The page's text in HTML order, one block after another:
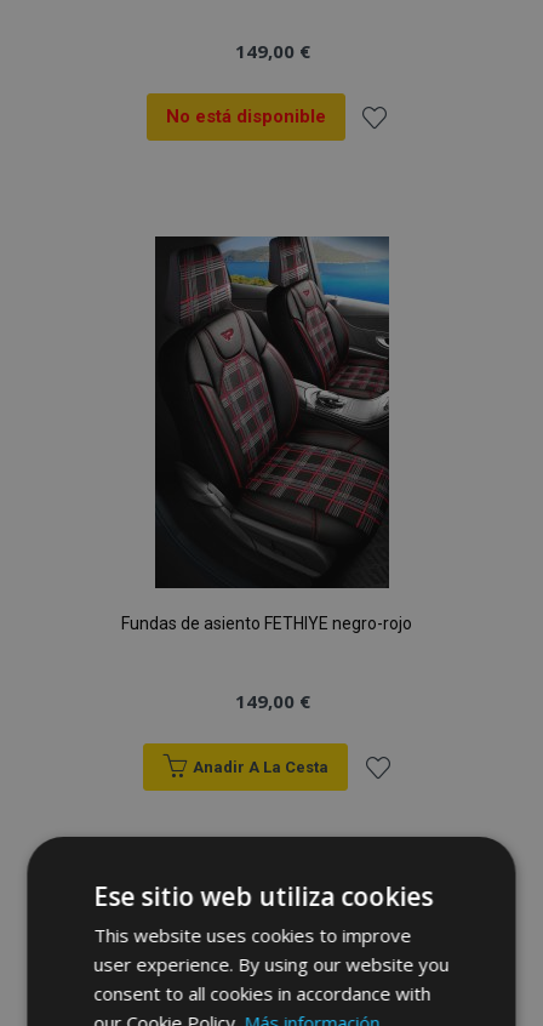
149,00 €
No está disponible
Lista
de
Deseos
Fundas de asiento FETHIYE negro-rojo
149,00 €
Anadir A La Cesta
Lista
de
Deseos
Ese sitio web utiliza cookies
This website uses cookies to improve
user experience. By using our website you
consent to all cookies in accordance with